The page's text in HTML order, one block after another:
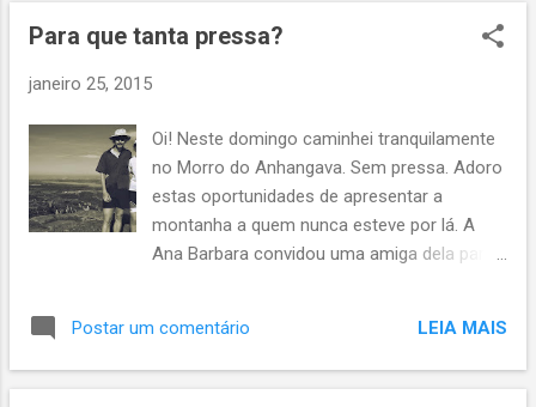
f...
Para que tanta pressa?
janeiro 25, 2015
Oi! Neste domingo caminhei tranquilamente
no Morro do Anhangava. Sem pressa. Adoro
estas oportunidades de apresentar a
montanha a quem nunca esteve por lá. A
Ana Barbara convidou uma amiga dela para
calor não incomodou. Uma suave brisa e a
companhia das andorinhas no cume. Por
Postar um comentário LEIA MAIS